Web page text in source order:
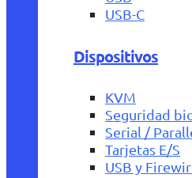
USB-C
Dispositivos
KVM
Seguridad
Serial /
Tarjetas E/S
USB y